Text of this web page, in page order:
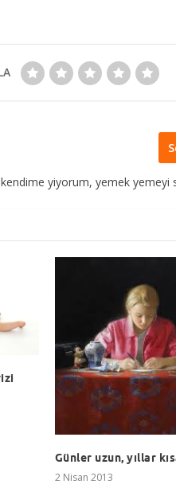
yiyorum, yemek yemeyi
Günler uzun, yıllar
2 Nisan 2013